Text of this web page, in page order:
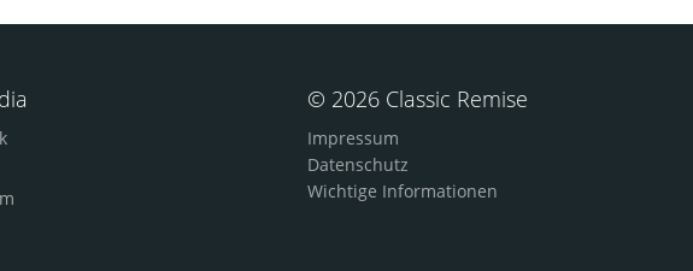
© 2026 Classic Remise
Impressum
Datenschutz
Wichtige Informationen